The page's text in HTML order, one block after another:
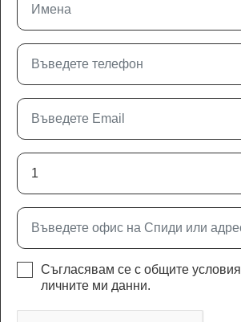
Съгласявам се с общите условия
личните ми данни.